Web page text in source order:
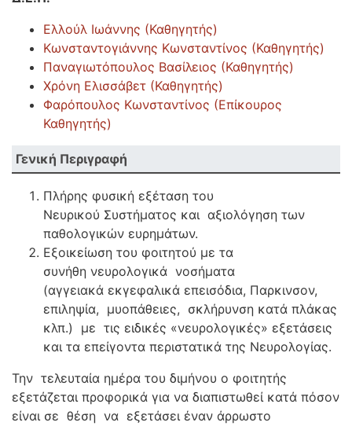
Ελλούλ Ιωάννης (Καθηγητής)
Κωνσταντογιάννης Κωνσταντίνος (Καθηγητής)
Παναγιωτόπουλος Βασίλειος (Καθηγητής)
Χρόνη Ελισσάβετ (Καθηγητής)
Φαρόπουλος Κωνσταντίνος (​Επίκουρος
Καθηγητής)
Γενική Περιγραφή
Πλήρης φυσική εξέταση του
Νευρικού Συστήματος και αξιολόγηση των
παθολογικών ευρημάτων.
Εξοικείωση του φοιτητού με τα
συνήθη νευρολογικά νοσήματα
(αγγειακά εκγεφαλικά επεισόδια, Παρκινσον,
επιληψία, μυοπάθειες, σκλήρυνση κατά πλάκας
κλπ.) με τις ειδικές «νευρολογικές» εξετάσεις
και τα επείγοντα περιστατικά της Νευρολογίας.
Την τελευταία ημέρα του διμήνου ο φοιτητής
εξετάζεται προφορικά για να διαπιστωθεί κατά πόσον
είναι σε θέση να εξετάσει έναν άρρωστο